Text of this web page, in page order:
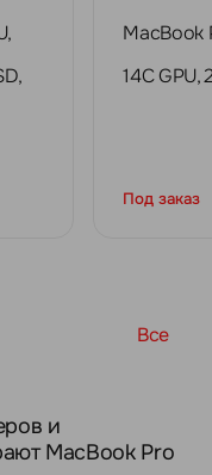
MacBook
14C GPU,
Под заказ
Все
и
MacBook Pro